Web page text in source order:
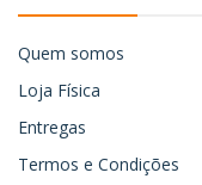
Quem somos
Loja Física
Entregas
Termos e Condições